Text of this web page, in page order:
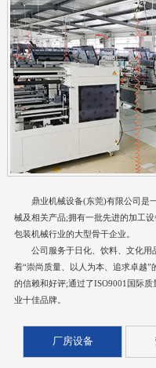
鼎业机械设备(东莞)有限公司是
械及相关产品;拥有一批先进的加工
包装机械行业的大型骨干企业。
公司服务于日化、饮料、文化
着“崇尚质量、以人为本、追求卓越
的信赖和好评;通过了ISO9001国际
业十佳品牌。
厂房设备